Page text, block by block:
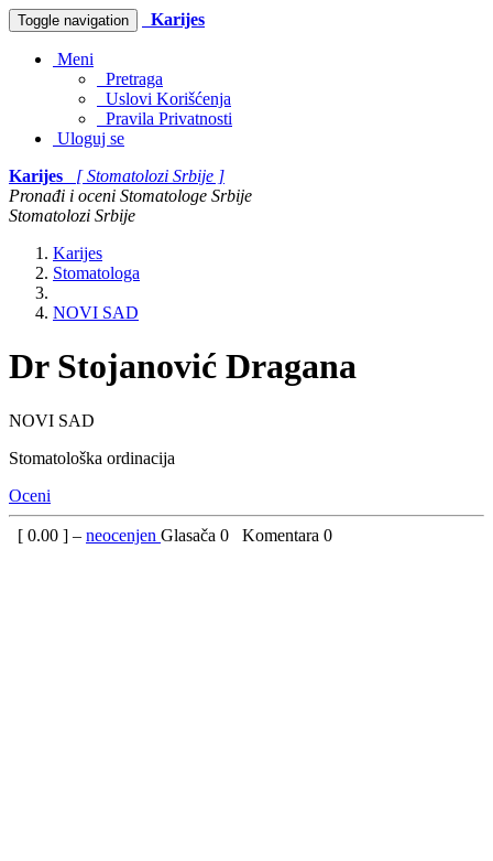
Toggle navigation Karijes
Meni
Pretraga
Uslovi Korišćenja
Pravila Privatnosti
Uloguj se
Karijes
[ Stomatolozi Srbije ]
Pronađi i oceni Stomatologe Srbije
Stomatolozi Srbije
Karijes
Stomatologa
NOVI SAD
Dr Stojanović Dragana
NOVI SAD
Stomatološka ordinacija
Oceni
[ 0.00 ] – neocenjen Glasača 0 Komentara 0